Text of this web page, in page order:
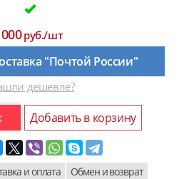
руб./шт
"Почтой России"
дешевле?
Добавить в корзину
и оплата Обмен и возврат